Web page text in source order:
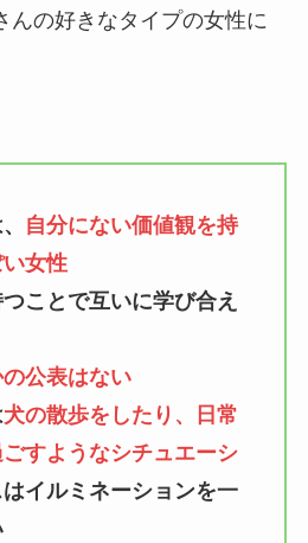
んの好きなタイプの女性に
自分にない価値観を持
女性
ことで互いに学び合え
公表はない
犬の散歩をしたり、日常
すようなシチュエーシ
イルミネーションを一